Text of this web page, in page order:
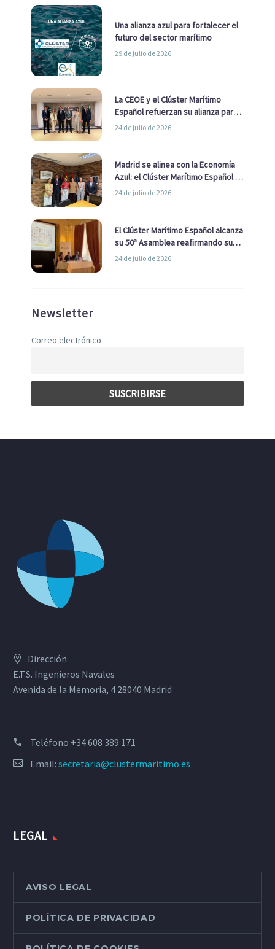
Una alianza azul para fortalecer el
futuro del sector marítimo
29 de julio de 2026
La CEOE y el Clúster Marítimo
Español refuerzan su alianza para
impulsar una estrategia Nacional
24 de julio de 2026
Madrid se alinea con la Economía
Azul: el Clúster Marítimo Español y
la Real Liga Naval avanzan alianzas
24 de julio de 2026
El Clúster Marítimo Español alcanza
su 50ª Asamblea reafirmando su
liderazgo en la Economía Azul
24 de julio de 2026
Newsletter
Correo electrónico
Dirección
E.T.S. Ingenieros Navales
Avenida de la Memoria, 4 28040 Madrid
Teléfono +34 608 389 171
Email: secretaria@clustermaritimo.es
LEGAL
AVISO LEGAL
POLÍTICA DE PRIVACIDAD